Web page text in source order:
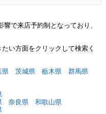
で来店予約制となっており、
い方面をクリックして検索く
県 茨城県 栃木県
群馬県
奈良県
和歌山県